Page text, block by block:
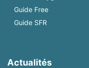
Guide Free
Guide SFR
Actualités